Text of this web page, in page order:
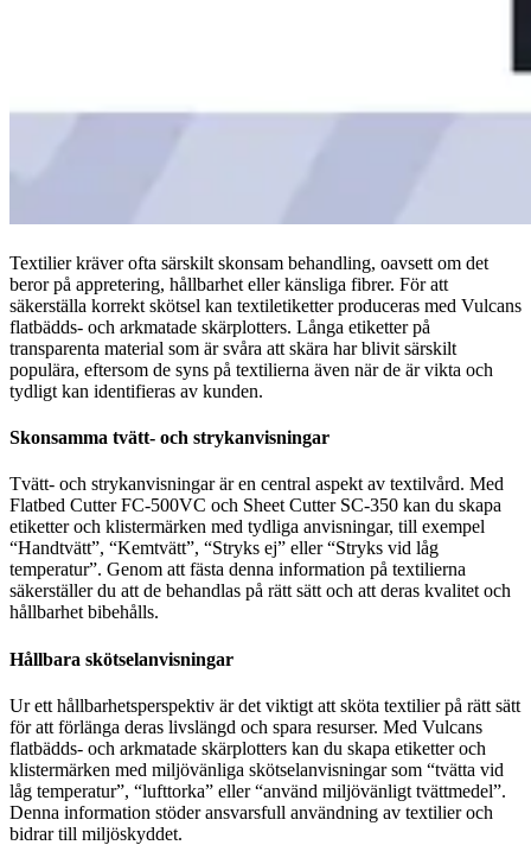
Textilier kräver ofta särskilt skonsam behandling, oavsett om det
beror på appretering, hållbarhet eller känsliga fibrer. För att
säkerställa korrekt skötsel kan textiletiketter produceras med Vulcans
flatbädds- och arkmatade skärplotters. Långa etiketter på
transparenta material som är svåra att skära har blivit särskilt
populära, eftersom de syns på textilierna även när de är vikta och
tydligt kan identifieras av kunden.
Skonsamma tvätt- och strykanvisningar
Tvätt- och strykanvisningar är en central aspekt av textilvård. Med
Flatbed Cutter FC-500VC och Sheet Cutter SC-350 kan du skapa
etiketter och klistermärken med tydliga anvisningar, till exempel
“Handtvätt”, “Kemtvätt”, “Stryks ej” eller “Stryks vid låg
temperatur”. Genom att fästa denna information på textilierna
säkerställer du att de behandlas på rätt sätt och att deras kvalitet och
hållbarhet bibehålls.
Hållbara skötselanvisningar
Ur ett hållbarhetsperspektiv är det viktigt att sköta textilier på rätt sätt
för att förlänga deras livslängd och spara resurser. Med Vulcans
flatbädds- och arkmatade skärplotters kan du skapa etiketter och
klistermärken med miljövänliga skötselanvisningar som “tvätta vid
låg temperatur”, “lufttorka” eller “använd miljövänligt tvättmedel”.
Denna information stöder ansvarsfull användning av textilier och
bidrar till miljöskyddet.